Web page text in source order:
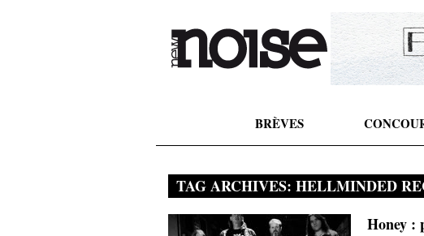
BRÈVES
TAG ARCHIVES: HELLMINDED
Honey :